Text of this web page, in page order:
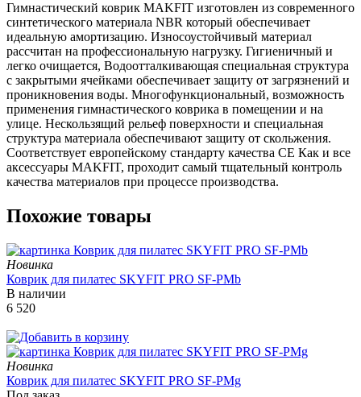
Гимнастический коврик MAKFIT изготовлен из современного
синтетического материала NBR который обеспечивает
идеальную амортизацию. Износоустойчивый материал
рассчитан на профессиональную нагрузку. Гигиеничный и
легко очищается, Водоотталкивающая специальная структура
с закрытыми ячейками обеспечивает защиту от загрязнений и
проникновения воды. Многофункциональный, возможность
применения гимнастического коврика в помещении и на
улице. Нескользящий рельеф поверхности и специальная
структура материала обеспечивают защиту от скольжения.
Соответствует европейскому стандарту качества CE Как и все
аксессуары MAKFIT, проходит самый тщательный контроль
качества материалов при процессе производства.
Похожие товары
Новинка
Коврик для пилатес SKYFIT PRO SF-PMb
В наличии
6 520
Новинка
Коврик для пилатес SKYFIT PRO SF-PMg